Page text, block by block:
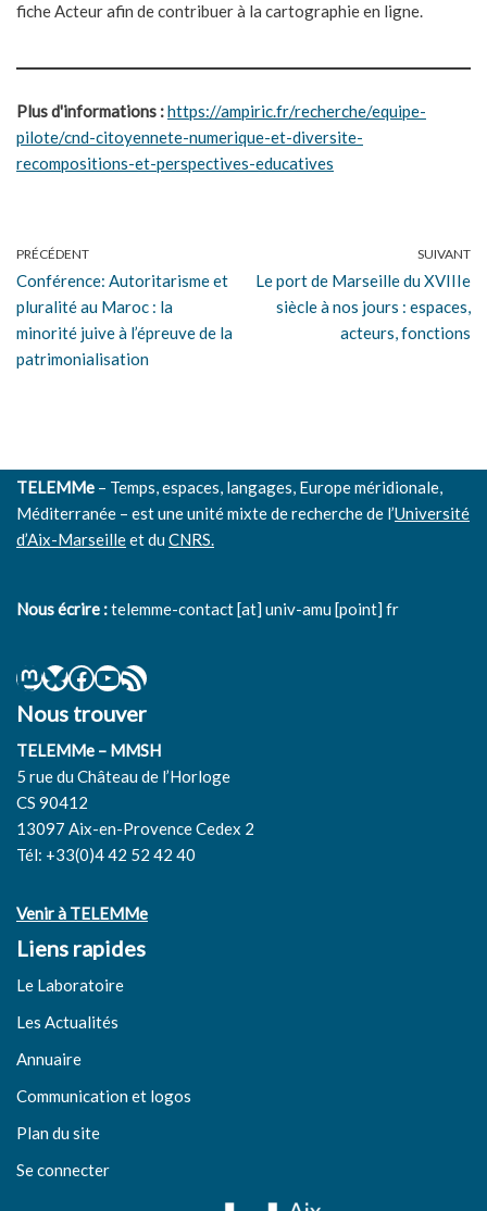
fiche Acteur afin de contribuer à la cartographie en ligne.
Plus d'informations :https://ampiric.fr/recherche/equipe-
pilote/cnd-citoyennete-numerique-et-diversite-
recompositions-et-perspectives-educatives
PRÉCÉDENT
Conférence: Autoritarisme et
pluralité au Maroc : la
minorité juive à l’épreuve de la
patrimonialisation
SUIVANT
Le port de Marseille du XVIIIe
siècle à nos jours : espaces,
acteurs, fonctions
TELEMMe – Temps, espaces, langages, Europe méridionale,
Méditerranée – est une unité mixte de recherche de l’Université
d’Aix-Marseilleet duCNRS.
Nous écrire :telemme-contact [at] univ-amu [point] fr
Nous trouver
TELEMMe – MMSH
5 rue du Château de l’Horloge
CS 90412
13097 Aix-en-Provence Cedex 2
Tél: +33(0)4 42 52 42 40
Venir à TELEMMe
Liens rapides
Le Laboratoire
Les Actualités
Annuaire
Communication et logos
Plan du site
Se connecter